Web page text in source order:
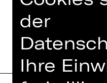
der
Ihre